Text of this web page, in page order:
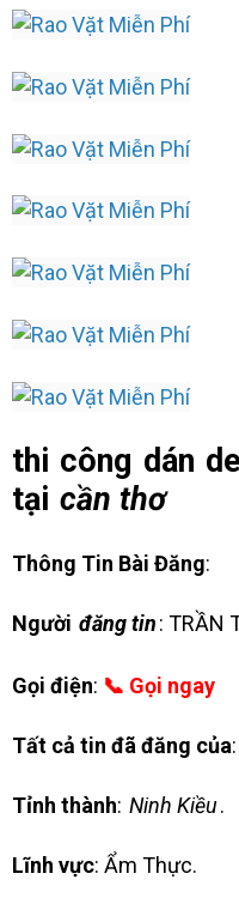
thi công dán
tại cần thơ
Thông Tin Bài Đăng:
Người đăng tin: TRẦN
Gọi điện: 📞 Gọi ngay
Tất cả tin đã đăng của:
Tỉnh thành: Ninh Kiều.
Lĩnh vực: Ẩm Thực.